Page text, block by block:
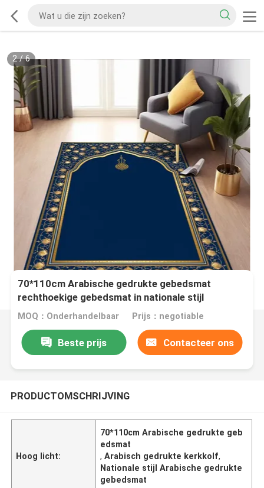
2/6
70*110cm Arabische gedrukte gebedsmat
rechthoekige gebedsmat in nationale stijl
MOQ：Onderhandelbaar Prijs：negotiable
Beste prijs Contacteer ons
PRODUCTOMSCHRIJVING
Hoog licht:
70*110cm Arabische gedrukte geb
edsmat
,Arabisch gedrukte kerkkolf,
Nationale stijl Arabische gedrukte
gebedsmat